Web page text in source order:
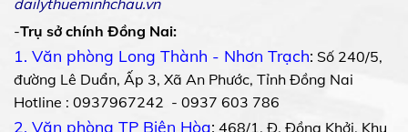
dailythueminhchau.vn
-Trụ sở chính Đồng Nai:
1. Văn phòng Long Thành - Nhơn Trạch: Số 240/5,
đường Lê Duẩn, Ấp 3, Xã An Phước, Tỉnh Đồng Nai
Hotline : 0937967242 - 0937 603 786
2. Văn phòng TP Biên Hòa: 468/1, Đ. Đồng Khởi, Khu